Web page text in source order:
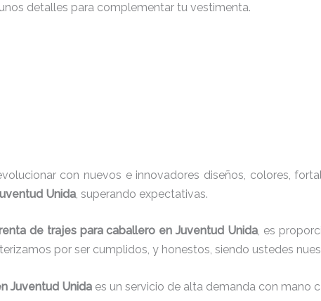
detalles para complementar tu vestimenta.
con nuevos e innovadores diseños, colores,
Unida, superando expectativas.
de trajes para caballero en Juventud Unida, es
por ser cumplidos, y honestos, siendo ustedes
Juventud Unida es un servicio de alta demanda con mano